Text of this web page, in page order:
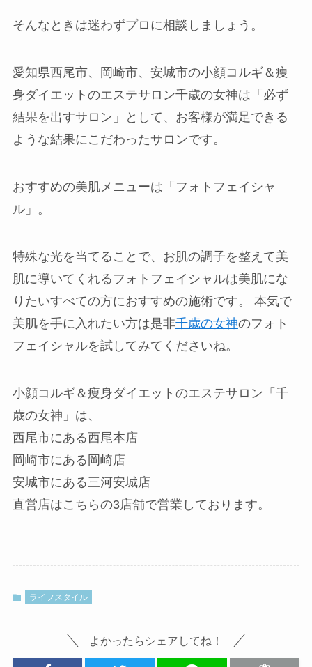
そんなときは迷わずプロに相談しましょう。
愛知県西尾市、岡崎市、安城市の小顔コルギ＆痩
身ダイエットのエステサロン千歳の女神は「必ず
結果を出すサロン」として、お客様が満足できる
ような結果にこだわったサロンです。
おすすめの美肌メニューは「フォトフェイシャ
ル」。
特殊な光を当てることで、お肌の調子を整えて美
肌に導いてくれるフォトフェイシャルは美肌にな
りたいすべての方におすすめの施術です。 本気で
美肌を手に入れたい方は是非千歳の女神のフォト
フェイシャルを試してみてくださいね。
小顔コルギ＆痩身ダイエットのエステサロン「千
歳の女神」は、
西尾市にある西尾本店
岡崎市にある岡崎店
安城市にある三河安城店
直営店はこちらの3店舗で営業しております。
ライフスタイル
よかったらシェアしてね！